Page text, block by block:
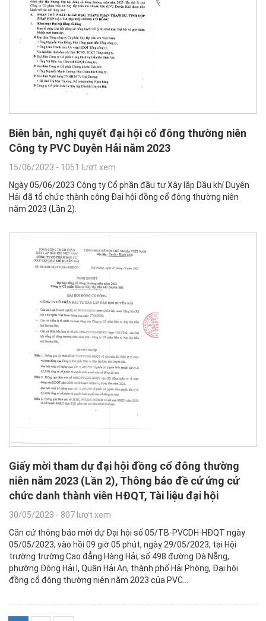
Biên bản, nghị quyết đại hội cổ đông thường niên
Công ty PVC Duyên Hải năm 2023
15/06/2023 - 1051 lượt xem
Ngày 05/06/2023 Công ty Cổ phần đầu tư Xây lắp Dầu khí Duyên
Hải đã tổ chức thành công Đại hội đồng cổ đông thường niên
năm 2023 (Lần 2).
Giấy mời tham dự đại hội đồng cổ đông thường
niên năm 2023 (Lần 2), Thông báo đề cử ứng cử
chức danh thành viên HĐQT, Tài liệu đại hội
30/05/2023 - 807 lượt xem
Căn cứ thông báo mời dự Đại hội số 05/TB-PVCDH-HĐQT ngày
05/05/2023, vào hồi 09 giờ 05 phút, ngày 29/05/2023, tại Hội
trường trường Cao đẳng Hàng Hải, số 498 đường Đà Nẵng,
phường Đông Hải I, Quận Hải An, thành phố Hải Phòng, Đại hội
đồng cổ đông thường niên năm 2023 của PVC...